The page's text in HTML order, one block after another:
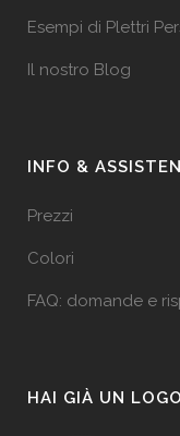
Esempi di Plettri
Il nostro Blog
INFO &
Prezzi
Colori
FAQ: domande e
HAI GIÀ UN